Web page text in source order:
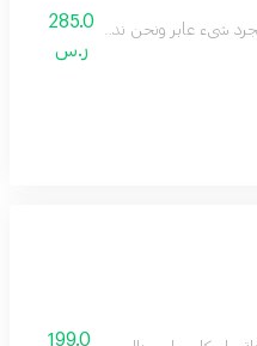
شيء عابر ونحن ندرك جيداً معناها
285.0
ر.س
199.0